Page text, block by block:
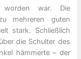
worden war. Die
mehreren guten
stark. Schließlich
die Schulter des
hämmerte – der